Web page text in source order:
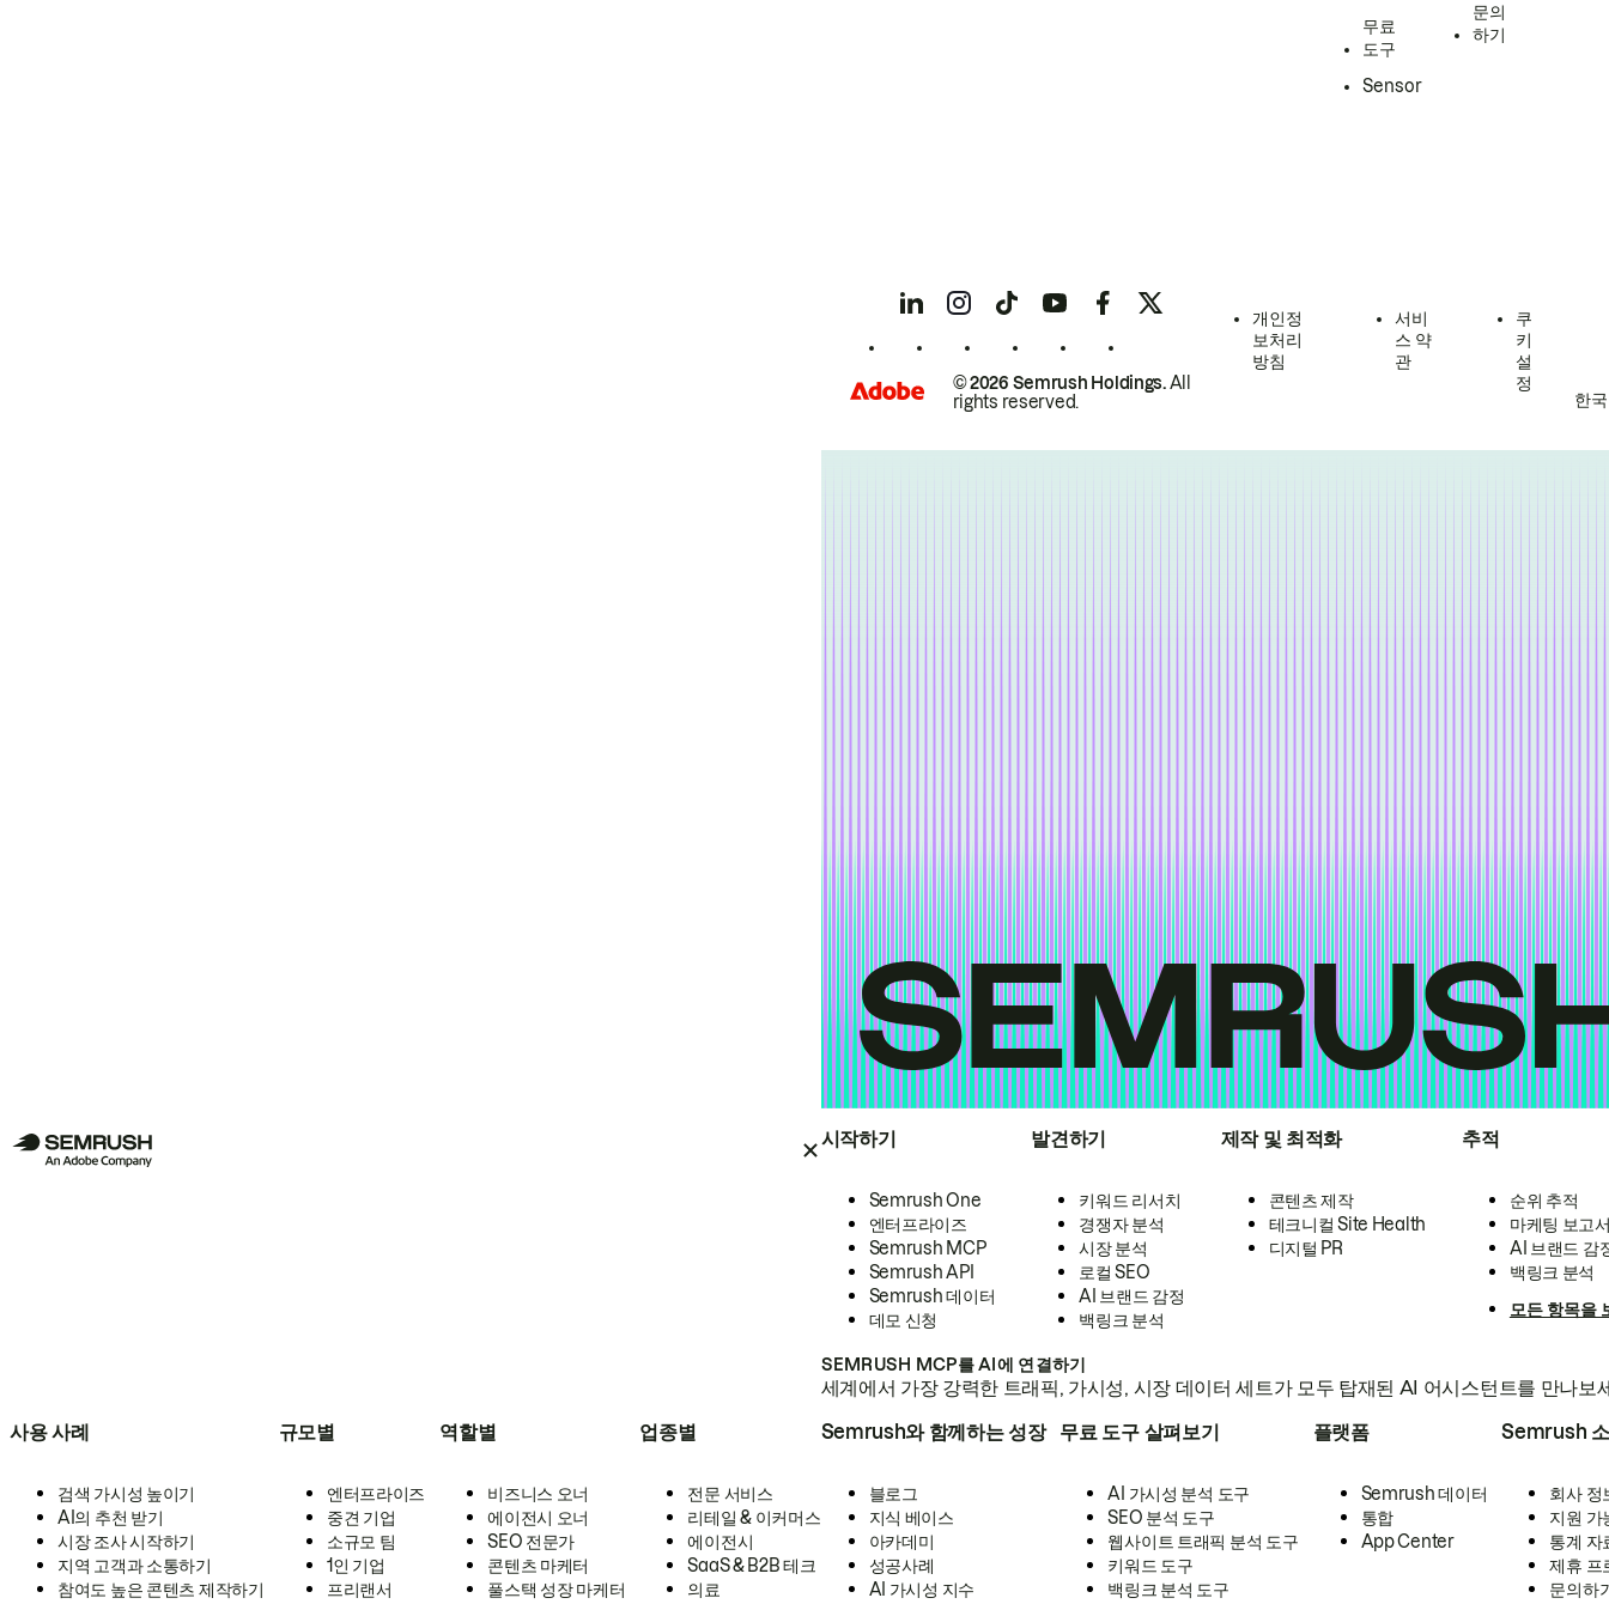
시작하기
Semrush One
엔터프라이즈
Semrush MCP
Semrush API
Semrush 데이터
데모 신청
발견하기
키워드 리서치
경쟁자 분석
시장 분석
로컬 SEO
AI 브랜드 감정
백링크 분석
제작 및 최적화
콘텐츠 제작
테크니컬 Site Health
디지털 PR
추적
순위 추적
마케팅 보고
AI 브랜드 감
백링크 분석
모든 항목을
SEMRUSH MCP를 AI에 연결하기
세계에서 가장 강력한 트래픽, 가시성, 시장 데이터 세트가 모두 탑재된 AI 어시스턴트를 만나보
사용 사례
검색 가시성 높이기
AI의 추천 받기
시장 조사 시작하기
지역 고객과 소통하기
참여도 높은 콘텐츠 제작하기
규모별
엔터프라이즈
중견 기업
소규모 팀
1인 기업
프리랜서
역할별
비즈니스 오너
에이전시 오너
SEO 전문가
콘텐츠 마케터
풀스택 성장 마케터
업종별
전문 서비스
리테일 & 이커머스
에이전시
SaaS & B2B 테크
의료
Semrush와 함께하는 성장
블로그
지식 베이스
아카데미
성공사례
AI 가시성 지수
무료 도구 살펴보기
AI 가시성 분석 도구
SEO 분석 도구
웹사이트 트래픽 분석 도구
키워드 도구
백링크 분석 도구
플랫폼
Semrush 데이터
통합
App Center
Semrush
회사 정
지원 가
통계 자
제휴 프
문의하
무료
도구
Sensor
문의
하기
© 2026 Semrush Holdings.All
rights reserved.
개인정
보처리
방침
서비
스 약
관
쿠
키
설
정
한